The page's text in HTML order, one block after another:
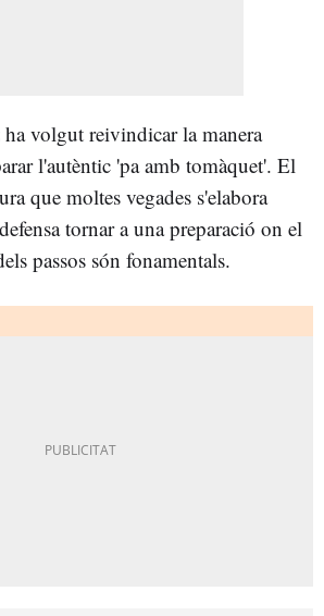
ha volgut reivindicar la manera
l'autèntic 'pa amb tomàquet'. El
que moltes vegades s'elabora
tornar a una preparació on el
passos són fonamentals.